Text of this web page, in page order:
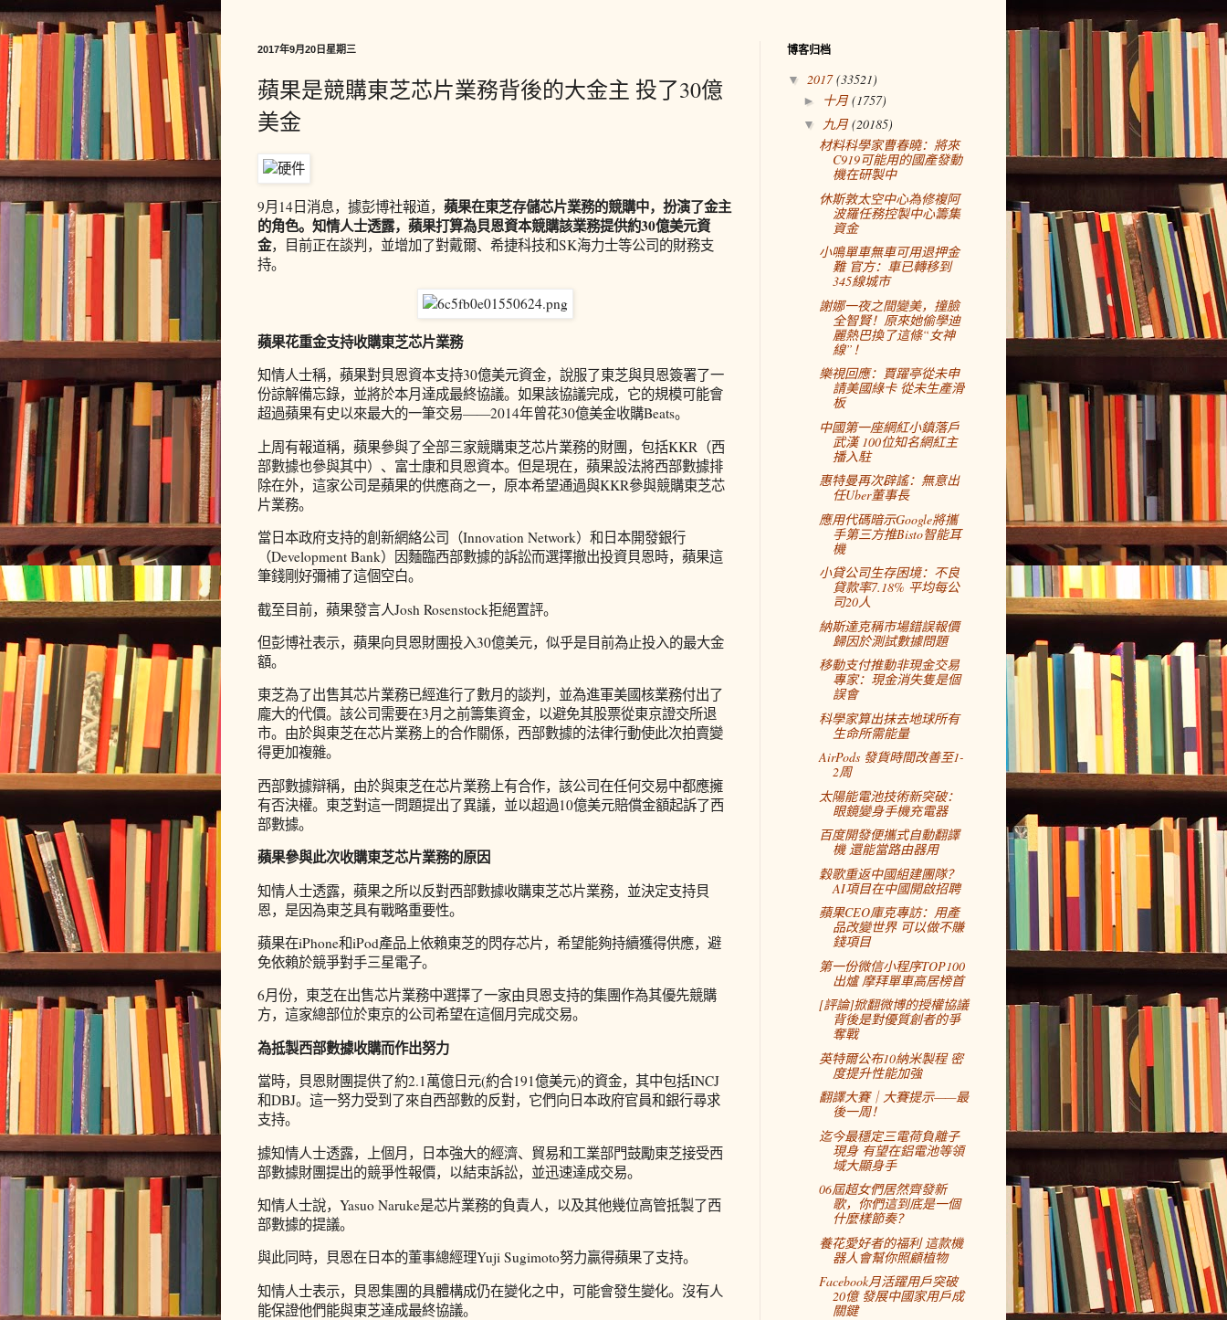
2017年9月20日星期三
蘋果是競購東芝芯片業務背後的大金主 投了30億
美金
9月14日消息，據彭博社報道， 蘋果在東芝存儲芯片業務的競購中，扮演了金主
的角色。知情人士透露，蘋果打算為貝恩資本競購該業務提供約30億美元資
金，目前正在談判，並增加了對戴爾、希捷科技和SK海力士等公司的財務支
持。
蘋果花重金支持收購東芝芯片業務
知情人士稱，蘋果對貝恩資本支持30億美元資金，說服了東芝與貝恩簽署了一
份諒解備忘錄，並將於本月達成最終協議。如果該協議完成，它的規模可能會
超過蘋果有史以來最大的一筆交易——2014年曾花30億美金收購Beats。
上周有報道稱，蘋果參與了全部三家競購東芝芯片業務的財團，包括KKR（西
部數據也參與其中）、富士康和貝恩資本。但是現在，蘋果設法將西部數據排
除在外，這家公司是蘋果的供應商之一，原本希望通過與KKR參與競購東芝芯
片業務。
當日本政府支持的創新網絡公司（Innovation Network）和日本開發銀行
（Development Bank）因麵臨西部數據的訴訟而選擇撤出投資貝恩時，蘋果這
筆錢剛好彌補了這個空白。
截至目前，蘋果發言人Josh Rosenstock拒絕置評。
但彭博社表示，蘋果向貝恩財團投入30億美元，似乎是目前為止投入的最大金
額。
東芝為了出售其芯片業務已經進行了數月的談判，並為進軍美國核業務付出了
龐大的代價。該公司需要在3月之前籌集資金，以避免其股票從東京證交所退
市。由於與東芝在芯片業務上的合作關係，西部數據的法律行動使此次拍賣變
得更加複雜。
西部數據辯稱，由於與東芝在芯片業務上有合作，該公司在任何交易中都應擁
有否決權。東芝對這一問題提出了異議，並以超過10億美元賠償金額起訴了西
部數據。
蘋果參與此次收購東芝芯片業務的原因
知情人士透露，蘋果之所以反對西部數據收購東芝芯片業務，並決定支持貝
恩，是因為東芝具有戰略重要性。
蘋果在iPhone和iPod產品上依賴東芝的閃存芯片，希望能夠持續獲得供應，避
免依賴於競爭對手三星電子。
6月份，東芝在出售芯片業務中選擇了一家由貝恩支持的集團作為其優先競購
方，這家總部位於東京的公司希望在這個月完成交易。
為抵製西部數據收購而作出努力
當時，貝恩財團提供了約2.1萬億日元(約合191億美元)的資金，其中包括INCJ
和DBJ。這一努力受到了來自西部數的反對，它們向日本政府官員和銀行尋求
支持。
據知情人士透露，上個月，日本強大的經濟、貿易和工業部門鼓勵東芝接受西
部數據財團提出的競爭性報價，以結束訴訟，並迅速達成交易。
知情人士說，Yasuo Naruke是芯片業務的負責人，以及其他幾位高管抵製了西
部數據的提議。
與此同時，貝恩在日本的董事總經理Yuji Sugimoto努力贏得蘋果了支持。
知情人士表示，貝恩集團的具體構成仍在變化之中，可能會發生變化。沒有人
能保證他們能與東芝達成最終協議。
博客归档
▼ 2017(33521)
► 十月(1757)
▼ 九月(20185)
材料科學家曹春曉：將來
C919可能用的國產發動
機在研製中
休斯敦太空中心為修複阿
波羅任務控製中心籌集
資金
小鳴單車無車可用退押金
難 官方：車已轉移到
345線城市
謝娜一夜之間變美，撞臉
全智賢！原來她偷學迪
麗熱巴換了這條“女神
線”！
樂視回應：賈躍亭從未申
請美國綠卡 從未生產滑
板
中國第一座網紅小鎮落戶
武漢 100位知名網紅主
播入駐
惠特曼再次辟謠：無意出
任Uber董事長
應用代碼暗示Google將攜
手第三方推Bisto智能耳
機
小貸公司生存困境：不良
貸款率7.18% 平均每公
司20人
納斯達克稱市場錯誤報價
歸因於測試數據問題
移動支付推動非現金交易
專家：現金消失隻是個
誤會
科學家算出抹去地球所有
生命所需能量
AirPods 發貨時間改善至1-
2周
太陽能電池技術新突破：
眼鏡變身手機充電器
百度開發便攜式自動翻譯
機 還能當路由器用
穀歌重返中國組建團隊？
AI項目在中國開啟招聘
蘋果CEO庫克專訪：用產
品改變世界 可以做不賺
錢項目
第一份微信小程序TOP100
出爐 摩拜單車高居榜首
[評論]掀翻微博的授權協議
背後是對優質創者的爭
奪戰
英特爾公布10納米製程 密
度提升性能加強
翻譯大賽｜大賽提示——最
後一周！
迄今最穩定三電荷負離子
現身 有望在鋁電池等領
域大顯身手
06屆超女們居然齊發新
歌，你們這到底是一個
什麼樣節奏？
養花愛好者的福利 這款機
器人會幫你照顧植物
Facebook月活躍用戶突破
20億 發展中國家用戶成
關鍵